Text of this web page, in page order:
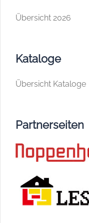
Übersicht 2026
Kataloge
Übersicht Kataloge
Partnerseiten